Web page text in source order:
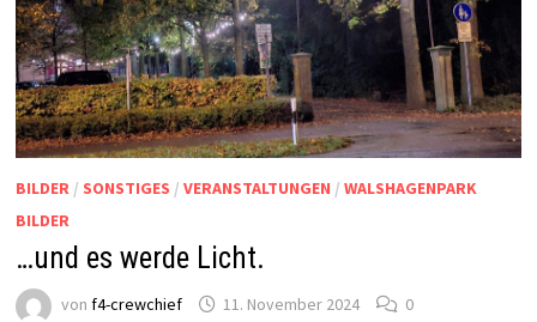
BILDER/ SONSTIGES / VERANSTALTUNGEN / WALSHAGENPARK
BILDER
…und es werde Licht.
von f4-crewchief 11. November 2024 0